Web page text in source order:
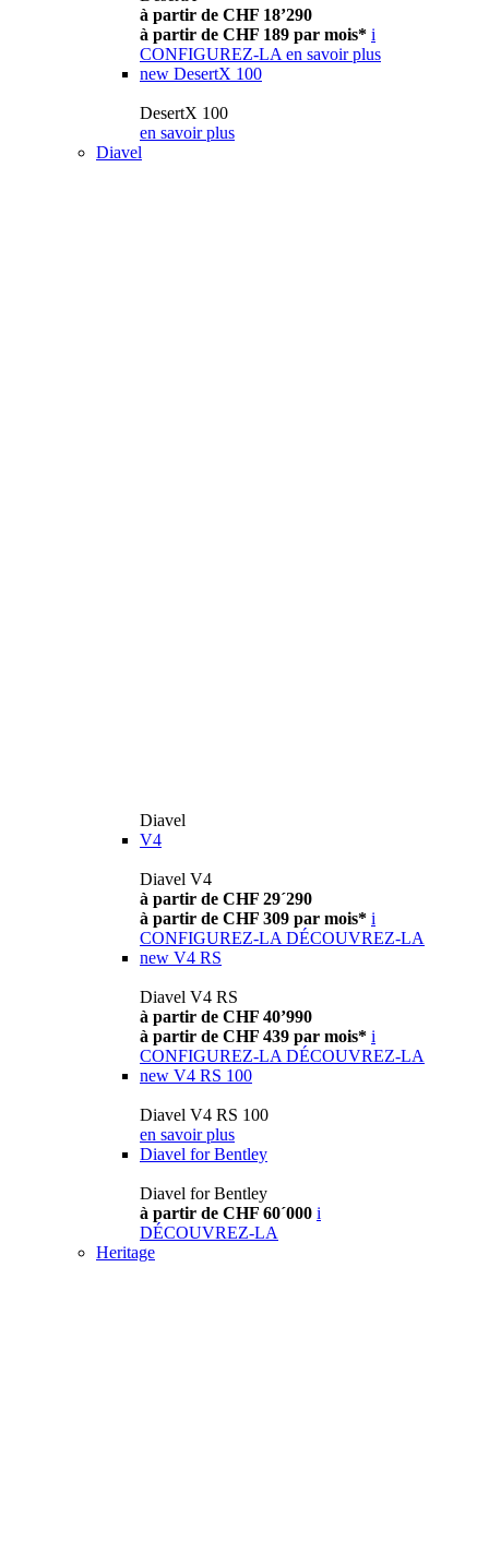
à partir de CHF 18’290
à partir de CHF 189 par mois* i
CONFIGUREZ-LA en savoir plus
new DesertX 100
DesertX 100
en savoir plus
Diavel
Diavel
V4
Diavel V4
à partir de CHF 29´290
à partir de CHF 309 par mois* i
CONFIGUREZ-LA DÉCOUVREZ-LA
new V4 RS
Diavel V4 RS
à partir de CHF 40’990
à partir de CHF 439 par mois* i
CONFIGUREZ-LA DÉCOUVREZ-LA
new V4 RS 100
Diavel V4 RS 100
en savoir plus
Diavel for Bentley
Diavel for Bentley
à partir de CHF 60´000 i
DÉCOUVREZ-LA
Heritage